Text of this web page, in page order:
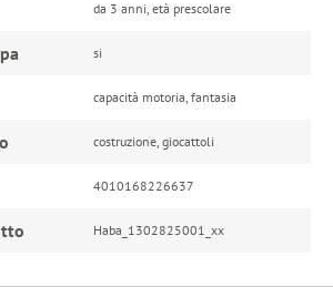
da 3 anni, età prescolare
si
capacità motoria, fantasia
costruzione, giocattoli
4010168226637
Haba_1302825001_xx